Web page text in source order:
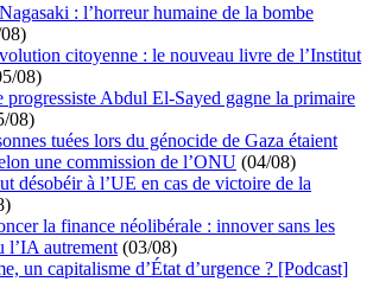
: l’horreur humaine de la bombe
citoyenne : le nouveau livre de l’Institut
08)
Abdul El-Sayed gagne la primaire
08)
tuées lors du génocide de Gaza étaient
une commission de l’ONU (04/08)
désobéir à l’UE en cas de victoire de la
la finance néolibérale : innover sans les
l’IA autrement (03/08)
un capitalisme d’État d’urgence ? [Podcast]